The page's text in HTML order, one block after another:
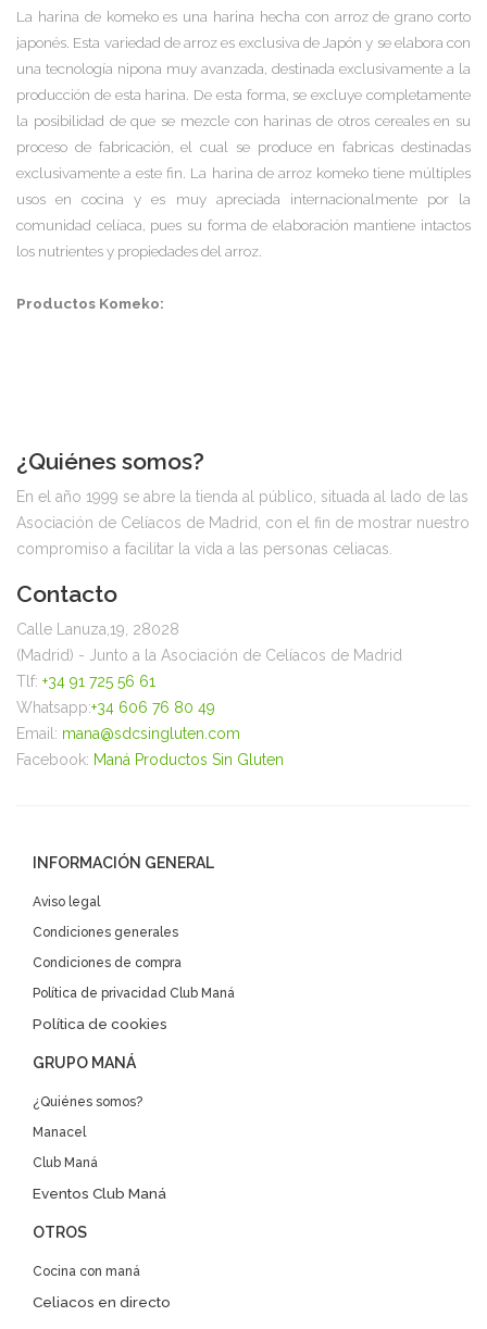
La harina de komekoes una harina hecha con arroz de grano corto
japonés. Esta variedad de arroz es exclusiva de Japón y se elabora con
una tecnología nipona muy avanzada, destinada exclusivamente a la
producción de esta harina. De esta forma, se excluye completamente
la posibilidad de que se mezcle con harinas de otros cereales en su
proceso de fabricación, el cual se produce en fabricas destinadas
exclusivamente a este fin. La harina de arroz komekotiene múltiples
usos en cocina y es muy apreciada internacionalmente por la
comunidad celíaca, pues su forma de elaboración mantiene intactos
los nutrientes y propiedades del arroz.
Productos Komeko:
¿Quiénes somos?
En el año 1999 se abre la tienda al público, situada al lado de las
Asociación de Celíacos de Madrid, con el fin de mostrar nuestro
compromiso a facilitar la vida a las personas celiacas.
Contacto
Calle Lanuza,19, 28028
(Madrid) - Junto a la Asociación de Celíacos de Madrid
Tlf: +34 91 725 56 61
Whatsapp:+34 606 76 80 49
Email: mana@sdcsingluten.com
Facebook: Maná Productos Sin Gluten
INFORMACIÓN GENERAL
Aviso legal
Condiciones generales
Condiciones de compra
Política de privacidad Club Maná
Política de cookies
GRUPO MANÁ
¿Quiénes somos?
Manacel
Club Maná
Eventos Club Maná
OTROS
Cocina con maná
Celiacos en directo